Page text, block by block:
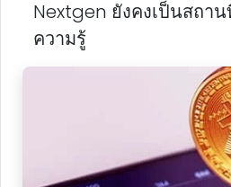
Nextgen ยังคงเป็นสถา
ความรู้